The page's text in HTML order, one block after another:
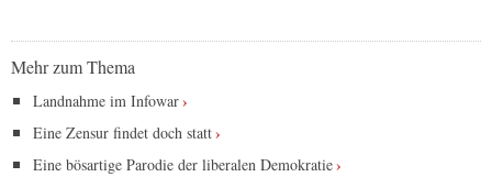
Mehr zum Thema
Landnahme im Infowar
Eine Zensur findet doch statt
Eine bösartige Parodie der liberalen Demokratie